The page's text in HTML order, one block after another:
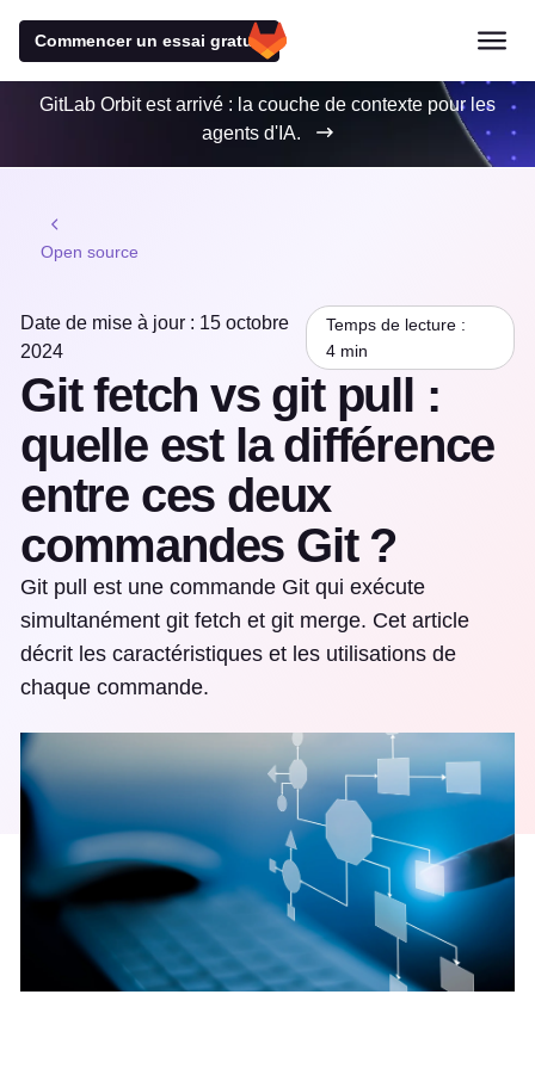
Commencer un essai gratuit
GitLab Orbit est arrivé : la couche de contexte pour les
agents d'IA.
Open source
Date de mise à jour : 15 octobre
2024
Temps de lecture :
4 min
Git fetch vs git pull :
quelle est la différence
entre ces deux
commandes Git ?
Git pull est une commande Git qui exécute
simultanément git fetch et git merge. Cet article
décrit les caractéristiques et les utilisations de
chaque commande.